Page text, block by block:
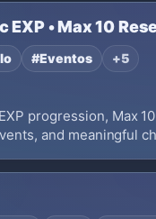
• Max 10
#Eventos +5
progression, Max
and meaningful